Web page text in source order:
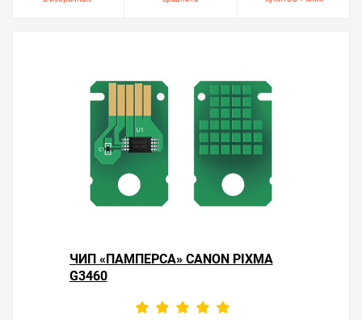
ЧИП «ПАМПЕРСА» CANON PIXMA
G3460